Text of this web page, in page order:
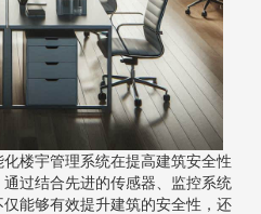
楼宇管理系统在提高建筑安全性
过结合先进的传感器、监控系统
能够有效提升建筑的安全性，还